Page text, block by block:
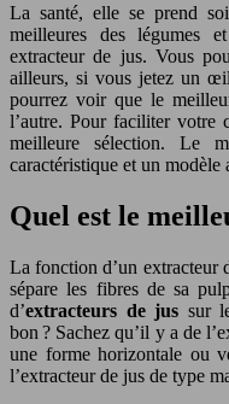
La santé, elle se prend soin en mangeant bio. Pour extraire les
meilleures des légumes
extracteur de jus. Vous
ailleurs, si vous jetez un
pourrez voir que le
l’autre. Pour faciliter votre
meilleure sélection. Le
caractéristique et un modèle
Quel est le
La fonction d’un extracteur
sépare les fibres de sa
d’extracteurs de jus sur
bon ? Sachez qu’il y a de
une forme horizontale ou
l’extracteur de jus de type